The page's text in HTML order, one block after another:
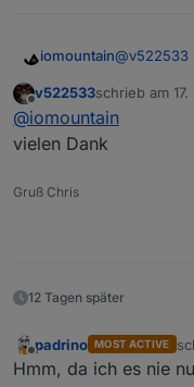
iomountain@v522533
Offline
v522533schrieb am
zuletzt editiert
@iomountain
vielen Dank
Gruß Chris
12 Tagen später
padrino MOST ACTIVE
Hmm, da ich es nie